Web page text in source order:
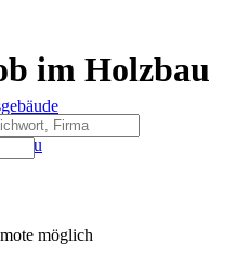
im Holzbau
möglich